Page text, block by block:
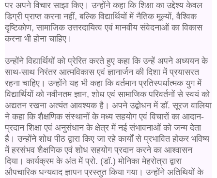
पर अपने विचार साझा किए। उन्होंने कहा कि शिक्षा का उद्देश्य केवल
डिग्री प्राप्त करना नहीं, बल्कि विद्यार्थियों में नैतिक मूल्यों, वैश्विक
दृष्टिकोण, सामाजिक उत्तरदायित्व एवं मानवीय संवेदनाओं का विकास
करना भी होना चाहिए।
उन्होंने विद्यार्थियों को प्रेरित करते हुए कहा कि उन्हें अपने अध्ययन के
साथ-साथ निरंतर आत्मविकास एवं ज्ञानार्जन की दिशा में प्रयासरत
रहना चाहिए। उन्होंने यह भी कहा कि वर्तमान प्रतिस्पर्धात्मक युग में
विद्यार्थियों को नवीनतम ज्ञान, शोध एवं सामाजिक परिवर्तनों से स्वयं को
अद्यतन रखना अत्यंत आवश्यक है। अपने उद्बोधन में डॉ. सूरज वालिया
ने कहा कि शैक्षणिक संस्थानों के मध्य सहयोग एवं विचारों का आदान-
प्रदान शिक्षा एवं अनुसंधान के क्षेत्र में नई संभावनाओं को जन्म देता
है। उन्होंने शोध पीठ द्वारा किए जा रहे कार्यों से प्रभावित होकर भविष्य
में हरसंभव शैक्षणिक एवं शोध सहयोग प्रदान करने का आश्वासन
दिया।कार्यक्रम के अंत में प्रो. (डॉ.) मोनिका मेहरोत्रा द्वारा
औपचारिक धन्यवाद ज्ञापन प्रस्तुत किया गया। उन्होंने अतिथियों के